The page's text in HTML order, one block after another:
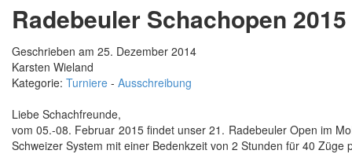
Radebeuler Schachopen 2015
Geschrieben am 25. Dezember 2014
Karsten Wieland
Kategorie: Turniere - Ausschreibung
Liebe Schachfreunde,
vom 05.-08. Februar 2015 findet unser 21. Radebeuler Open im
Schweizer System mit einer Bedenkzeit von 2 Stunden für 40